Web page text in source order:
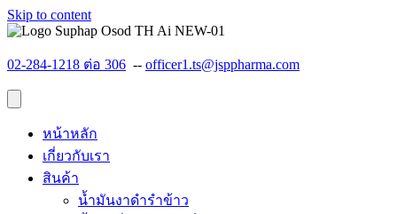
Skip to content
02-284-1218 ต่อ 306 -- officer1.ts@jsppharma.com
หน้าหลัก
เกี่ยวกับเรา
สินค้า
น้ำมันงาดำรำข้าว